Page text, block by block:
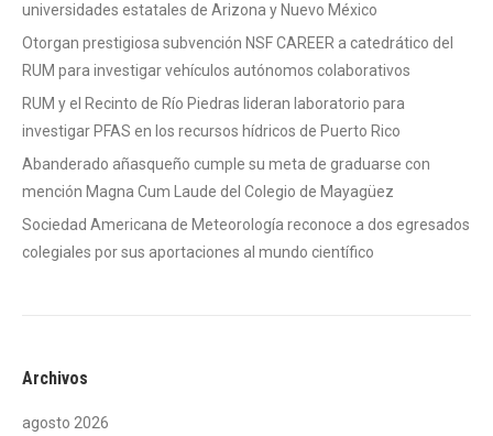
universidades estatales de Arizona y Nuevo México
Otorgan prestigiosa subvención NSF CAREER a catedrático del
RUM para investigar vehículos autónomos colaborativos
RUM y el Recinto de Río Piedras lideran laboratorio para
investigar PFAS en los recursos hídricos de Puerto Rico
Abanderado añasqueño cumple su meta de graduarse con
mención Magna Cum Laude del Colegio de Mayagüez
Sociedad Americana de Meteorología reconoce a dos egresados
colegiales por sus aportaciones al mundo científico
Archivos
agosto 2026